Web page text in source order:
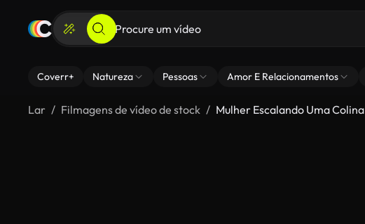
Coverr+ Natureza Pessoas Amor E Relacionamentos
Lar Filmagens de vídeo de stock Mulher Escalando Uma Colina